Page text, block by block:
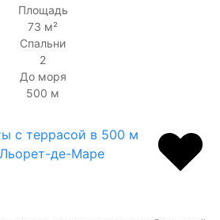
Площадь
73 м²
Спальни
2
До моря
500 м
с террасой в 500 м
де-Маре